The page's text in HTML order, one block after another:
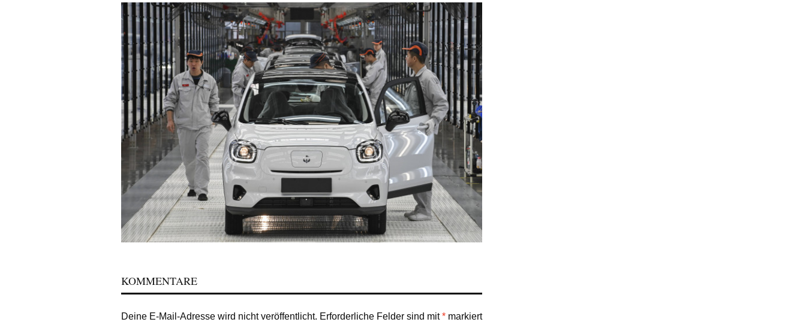
Next→
KOMMENTARE
Deine E-Mail-Adresse wird nicht veröffentlicht. Erforderliche Felder sind mit* markiert